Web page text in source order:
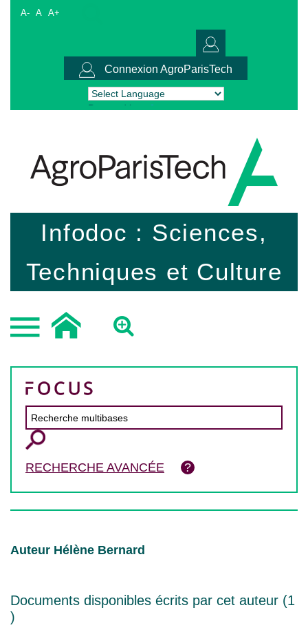
A- A A+
Connexion AgroParisTech
Powered by Translate
Infodoc : Sciences,
Techniques et Culture
RECHERCHE AVANCÉE
Auteur Hélène Bernard
Documents disponibles écrits par cet auteur (1
)